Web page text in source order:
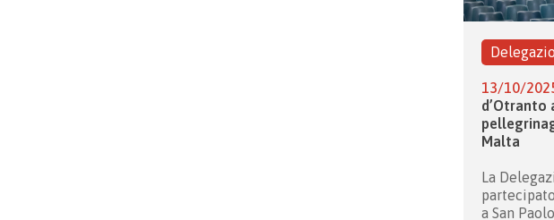
13/10/
d’Otranto
Malta
La
a San